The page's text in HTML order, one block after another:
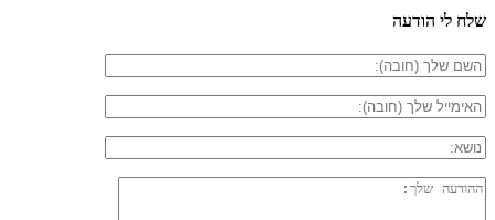
שלח לי הודעה